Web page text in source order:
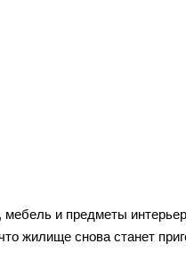
и предметы
жилище снова станет